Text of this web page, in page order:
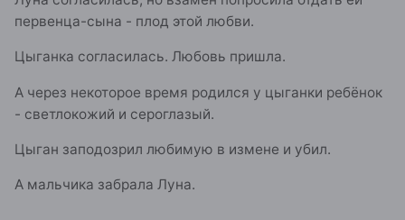
первенца-сына - плод этой любви.
Цыганка согласилась. Любовь пришла.
А через некоторое время родился у цыганки ребёнок
- светлокожий и сероглазый.
Цыган заподозрил любимую в измене и убил.
А мальчика забрала Луна.